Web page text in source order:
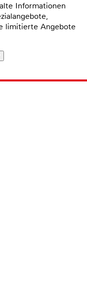
Informationen
limitierte Angebote